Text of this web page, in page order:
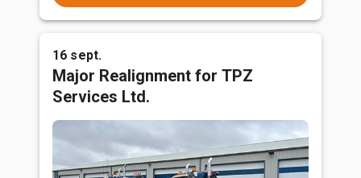
16 sept.
Major Realignment for TPZ
Services Ltd.